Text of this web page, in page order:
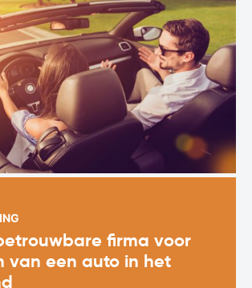
firma voor
van een auto in het